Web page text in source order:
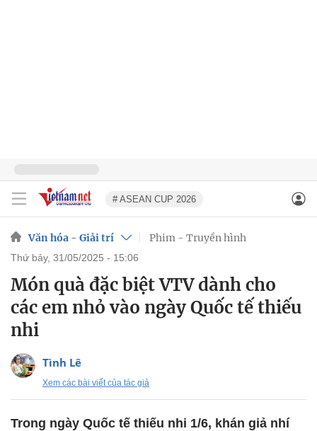
# ASEAN CUP 2026
Văn hóa - Giải trí Phim - Truyền hình
thứ bảy, 31/05/2025 - 15:06
Món quà đặc biệt VTV dành cho
các em nhỏ vào ngày Quốc tế thiếu
nhi
Tình Lê
Xem các bài viết của tác giả
Trong ngày Quốc tế thiếu nhi 1/6, khán giả nhí